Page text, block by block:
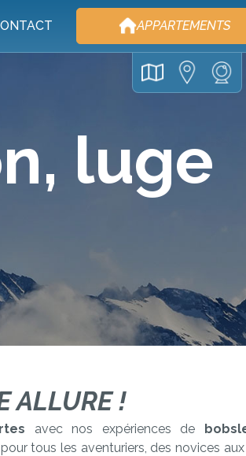
APPARTEMENTS
luge
ALLURE !
avec nos expériences de
tous les aventuriers, des novices